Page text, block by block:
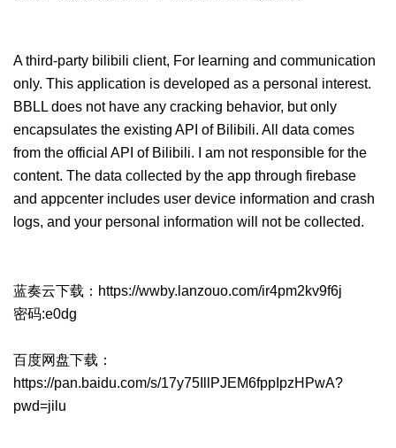
A third-party bilibili client, For learning and communication
only. This application is developed as a personal interest.
BBLL does not have any cracking behavior, but only
encapsulates the existing API of Bilibili. All data comes
from the official API of Bilibili. I am not responsible for the
content. The data collected by the app through firebase
and appcenter includes user device information and crash
logs, and your personal information will not be collected.
蓝奏云下载： https://wwby.lanzouo.com/ir4pm2kv9f6j
密码:e0dg
百度网盘下载：
https://pan.baidu.com/s/17y75IllPJEM6fppIpzHPwA?
pwd=jilu